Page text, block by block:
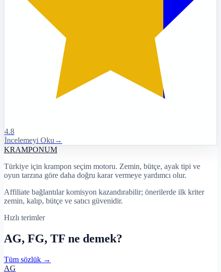
4.8
İncelemeyi Oku →
KRAMPONUM
Türkiye için krampon seçim motoru. Zemin, bütçe, ayak tipi ve
oyun tarzına göre daha doğru karar vermeye yardımcı olur.
Affiliate bağlantılar komisyon kazandırabilir; önerilerde ilk kriter
zemin, kalıp, bütçe ve satıcı güvenidir.
Hızlı terimler
AG, FG, TF ne demek?
Tüm sözlük →
AG